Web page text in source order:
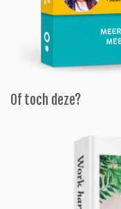
Of toch deze?